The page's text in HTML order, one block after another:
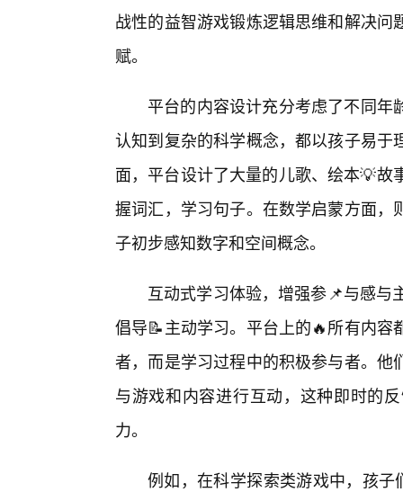
战性的益智游戏锻炼逻辑思维和解决
赋。
平台的内容设计充分考虑了不同
认知到复杂的科学概念，都以孩子易
面，平台设计了大量的儿歌、绘本💡
握词汇，学习句子。在数学启蒙方面
子初步感知数字和空间概念。
互动式学习体验，增强参📌与感与
倡导📝主动学习。平台上的🔥所有内
者，而是学习过程中的积极参与者。
与游戏和内容进行互动，这种即时的
力。
例如，在科学探索类游戏中，孩子